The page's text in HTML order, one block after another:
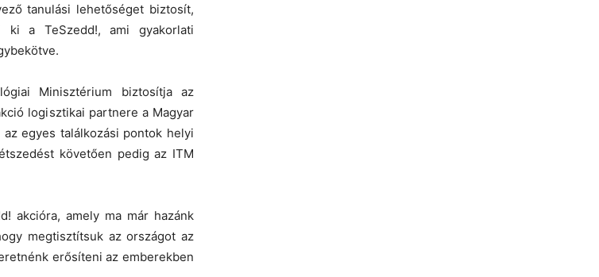
tanulási lehetőséget biztosít,
ki a TeSzedd!, ami gyakorlati
Minisztérium biztosítja az
logisztikai partnere a Magyar
egyes találkozási pontok helyi
követően pedig az ITM
akcióra, amely ma már hazánk
megtisztítsuk az országot az
erősíteni az emberekben